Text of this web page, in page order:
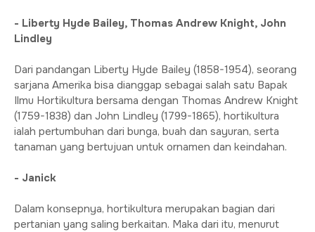
- Liberty Hyde Bailey, Thomas Andrew Knight, John
Lindley
Dari pandangan Liberty Hyde Bailey (1858-1954), seorang
sarjana Amerika bisa dianggap sebagai salah satu Bapak
Ilmu Hortikultura bersama dengan Thomas Andrew Knight
(1759-1838) dan John Lindley (1799-1865), hortikultura
ialah pertumbuhan dari bunga, buah dan sayuran, serta
tanaman yang bertujuan untuk ornamen dan keindahan.
- Janick
Dalam konsepnya, hortikultura merupakan bagian dari
pertanian yang saling berkaitan. Maka dari itu, menurut